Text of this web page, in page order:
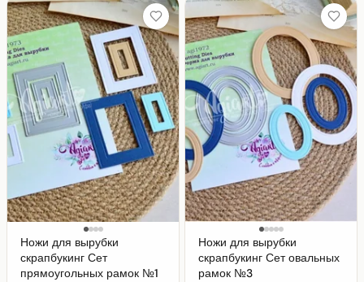
Ножи для вырубки
скрапбукинг Сет
прямоугольных рамок №1
Ножи для вырубки
скрапбукинг Сет овальных
рамок №3